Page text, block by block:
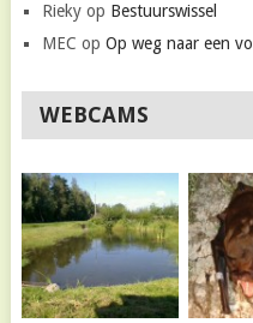
Riekyop Bestuurswissel
MEC op Op weg naar een
WEBCAMS